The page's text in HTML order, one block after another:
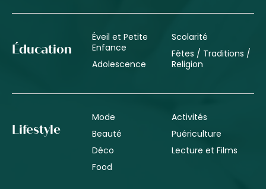
Éducation
Éveil et Petite
Enfance
Adolescence
Scolarité
Fêtes / Traditions /
Religion
Lifestyle
Mode
Beauté
Déco
Food
Activités
Puériculture
Lecture et Films